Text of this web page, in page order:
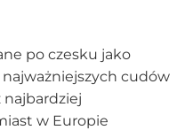
po czesku jako
cudów
najbardziej
w Europie